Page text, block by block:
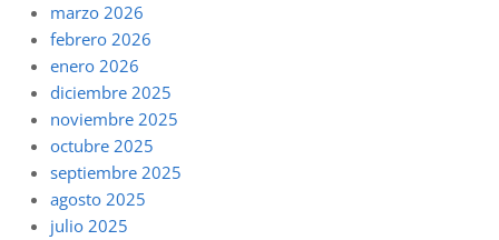
marzo 2026
febrero 2026
enero 2026
diciembre 2025
noviembre 2025
octubre 2025
septiembre 2025
agosto 2025
julio 2025